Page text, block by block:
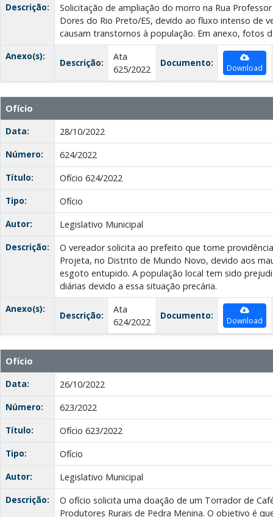
Descrição:
Solicitação de ampliação do morro na Rua
Dores do Rio Preto/ES, devido ao fluxo intenso de
causam transtornos à população. Em anexo, fotos
Anexo(s):
Descrição:
Ata
625/2022
Documento: Download
Ofício
Data:
28/10/2022
Número:
624/2022
Título:
Ofício 624/2022
Tipo:
Ofício
Autor:
Legislativo Municipal
Descrição:
O vereador solicita ao prefeito que tome
Projeta, no Distrito de Mundo Novo, devido aos
esgoto entupido. A população local tem sido
diárias devido a essa situação precária.
Anexo(s):
Descrição:
Ata
624/2022
Documento: Download
Ofício
Data:
26/10/2022
Número:
623/2022
Título:
Ofício 623/2022
Tipo:
Ofício
Autor:
Legislativo Municipal
Descrição:
O ofício solicita uma doação de um Torrador de
Produtores Rurais de Pedra Menina. O objetivo é